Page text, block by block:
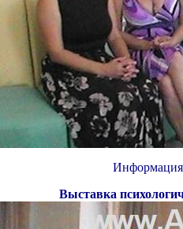
Информация
Выставка